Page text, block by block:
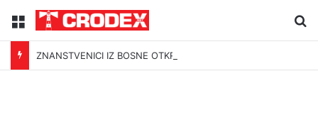
Menu
ZNANSTVENICI IZ BOSNE OTKRILI NACIZAM U – BOSNI!